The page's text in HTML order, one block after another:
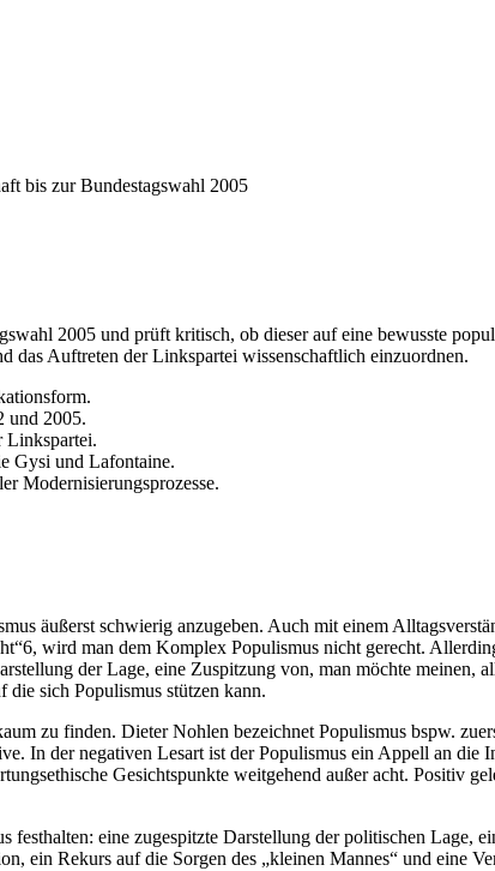
bis zur Bundestagswahl 2005
2005 und prüft kritisch, ob dieser auf eine bewusste
das Auftreten der Linkspartei wissenschaftlich einzuordnen.
und 2005.
Linkspartei.
Gysi und Lafontaine.
Modernisierungsprozesse.
äußerst schwierig anzugeben. Auch mit einem
wird man dem Komplex Populismus nicht gerecht.
der Lage, eine Zuspitzung von, man möchte meinen,
die sich Populismus stützen kann.
zu finden. Dieter Nohlen bezeichnet Populismus bspw.
In der negativen Lesart ist der Populismus ein Appell an
Gesichtspunkte weitgehend außer acht. Positiv
festhalten: eine zugespitzte Darstellung der politischen Lage,
ein Rekurs auf die Sorgen des „kleinen Mannes“ und eine